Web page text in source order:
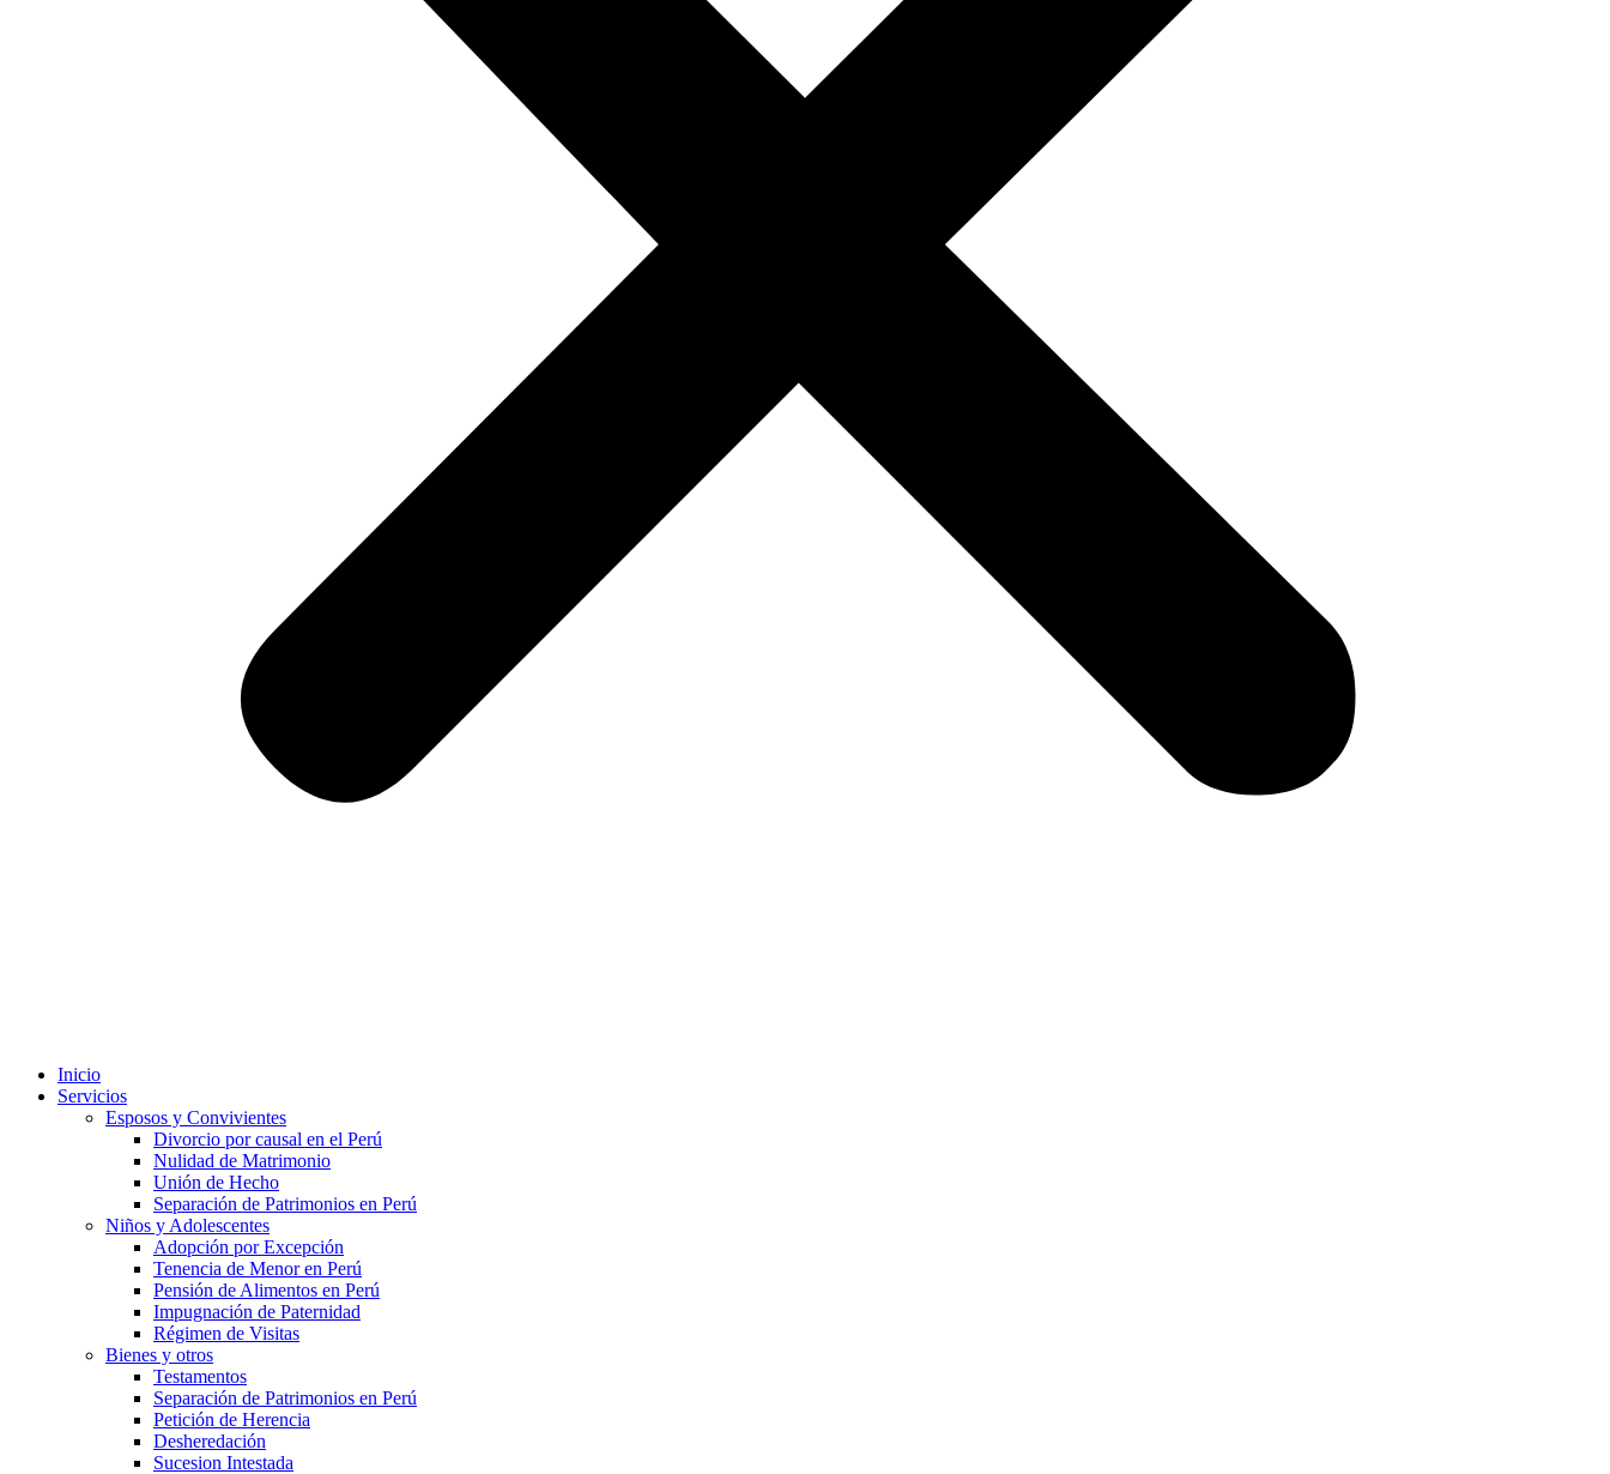
Inicio
Servicios
Esposos y Convivientes
Divorcio por causal en el Perú
Nulidad de Matrimonio
Unión de Hecho
Separación de Patrimonios en Perú
Niños y Adolescentes
Adopción por Excepción
Tenencia de Menor en Perú
Pensión de Alimentos en Perú
Impugnación de Paternidad
Régimen de Visitas
Bienes y otros
Testamentos
Separación de Patrimonios en Perú
Petición de Herencia
Desheredación
Sucesion Intestada